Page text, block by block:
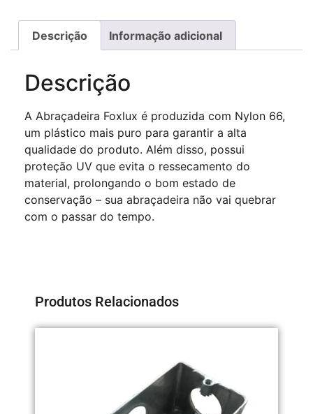
Descrição Informação adicional
Descrição
A Abraçadeira Foxlux é produzida com Nylon 66,
um plástico mais puro para garantir a alta
qualidade do produto. Além disso, possui
proteção UV que evita o ressecamento do
material, prolongando o bom estado de
conservação – sua abraçadeira não vai quebrar
com o passar do tempo.
Produtos Relacionados